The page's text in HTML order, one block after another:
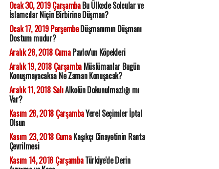
Ocak 30, 2019 ÇarşambaBu Ülkede Solcular ve
İslamcılar Niçin Birbirine Düşman?
Ocak 17, 2019 PerşembeDüşmanımın Düşmanı
Dostum mudur?
Aralık 28, 2018 CumaPavlov'un Köpekleri
Aralık 19, 2018 ÇarşambaMüslümanlar Bugün
Konuşmayacaksa Ne Zaman Konuşacak?
Aralık 11, 2018 SalıAlkolün Dokunulmazlığı mı
Var?
Kasım 28, 2018 ÇarşambaYerel Seçimler İptal
Olsun
Kasım 23, 2018 CumaKaşıkçı Cinayetinin Ranta
Çevrilmesi
Kasım 14, 2018 ÇarşambaTürkiye'de Derin